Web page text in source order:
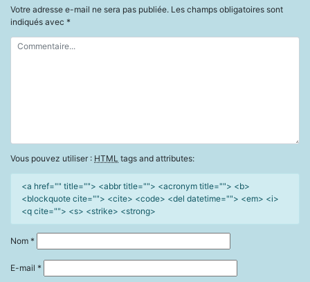
Votre adresse e-mail ne sera pas publiée. Les champs obligatoires sont
indiqués avec *
Vous pouvez utiliser : HTML tags and attributes:
<a href="" title=""> <abbr title=""> <acronym title=""> <b>
<blockquote cite=""> <cite> <code> <del datetime=""> <em> <i>
<q cite=""> <s> <strike> <strong>
Nom *
E-mail *